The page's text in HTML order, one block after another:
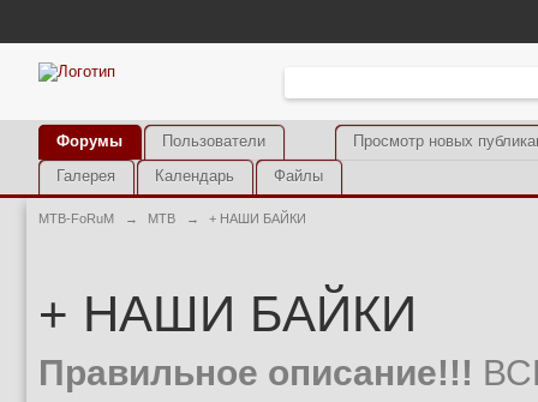
Просмотр новых
Форумы
Пользователи
Галерея
Календарь Файлы
MTB-FoRuM → MTB → + НАШИ БАЙКИ
+ НАШИ БАЙКИ
Правильное описание!!!